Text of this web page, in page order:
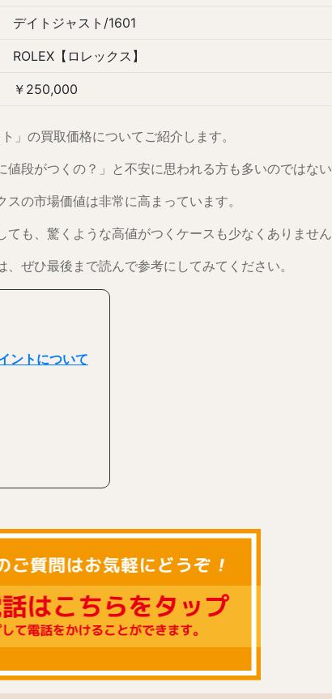
デイトジャスト/1601
ROLEX【ロレックス】
￥250,000
」の買取価格についてご紹介します。
値段がつくの？」と不安に思われる方も多いのではない
の市場価値は非常に高まっています。
も、驚くような高値がつくケースも少なくありません
ぜひ最後まで読んで参考にしてみてください。
ントについて